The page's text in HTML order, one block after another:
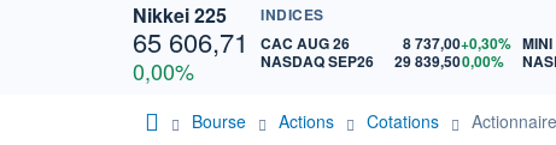
Nikkei 225
65 606,71
0,00%
INDICES
CAC AUG 26
8 737,00+0,30%
NASDAQ SEP26
29 839,500,00%
Bourse Actions Cotations